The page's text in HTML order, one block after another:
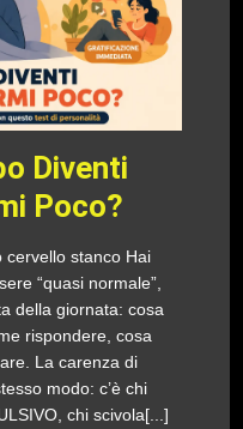
Diventi
Poco?
cervello stanco Hai
“quasi normale”,
della giornata: cosa
rispondere, cosa
La carenza di
modo: c’è chi
chi scivola[...]